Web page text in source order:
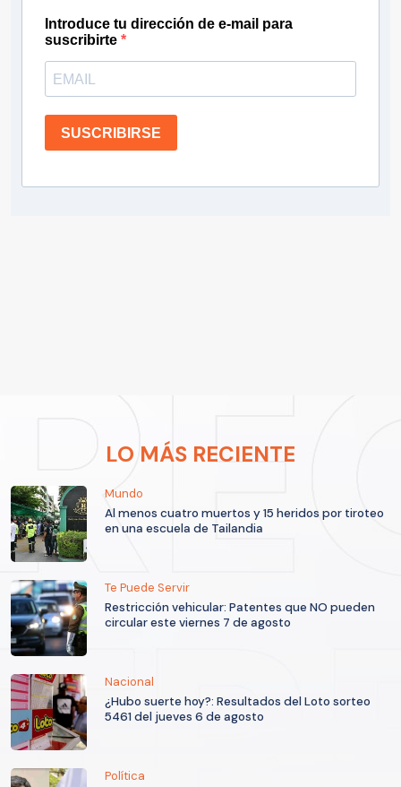
Introduce tu dirección de e-mail para
suscribirte
SUSCRIBIRSE
LO MÁS RECIENTE
Mundo
Al menos cuatro muertos y 15 heridos por tiroteo
en una escuela de Tailandia
Te Puede Servir
Restricción vehicular: Patentes que NO pueden
circular este viernes 7 de agosto
Nacional
¿Hubo suerte hoy?: Resultados del Loto sorteo
5461 del jueves 6 de agosto
Política